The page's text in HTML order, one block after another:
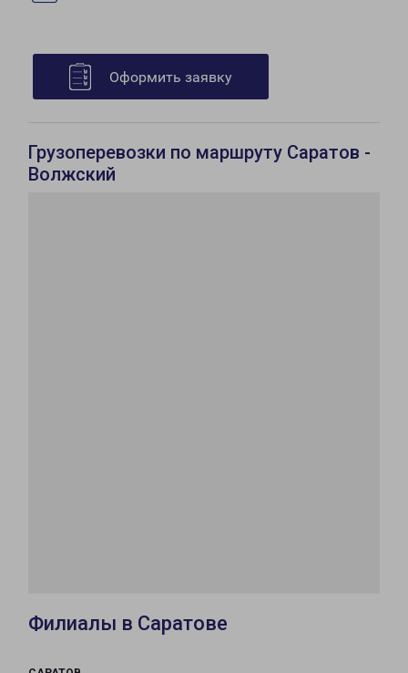
Оформить заявку
Грузоперевозки по маршруту Саратов -
Волжский
Филиалы в Саратове